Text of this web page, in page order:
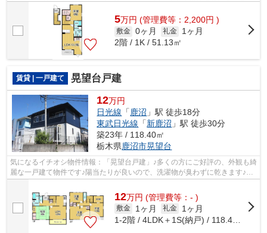
方は、エスケーホームにお任せくださ...
5万円 (管理費等：2,200円 )
敷金 0ヶ月 礼金
1ヶ月
2階 / 1K / 51.13㎡
賃貸 | 一戸建て 晃望台戸建
12万円
日光線 「鹿沼 」駅 徒歩18分
東武日光線 「新鹿沼 」駅 徒歩30分
築23年 / 118.40㎡
栃木県鹿沼市晃望台
気になるイチオシ物件情報：「晃望台戸建」♪多くの方にご好評の、外観も綺
麗な一戸建て物件です♪陽当たりが良いので、洗濯物が臭わずに乾きます♪物
12万円 (管理費等：- )
敷金 1ヶ月 礼金
1ヶ月